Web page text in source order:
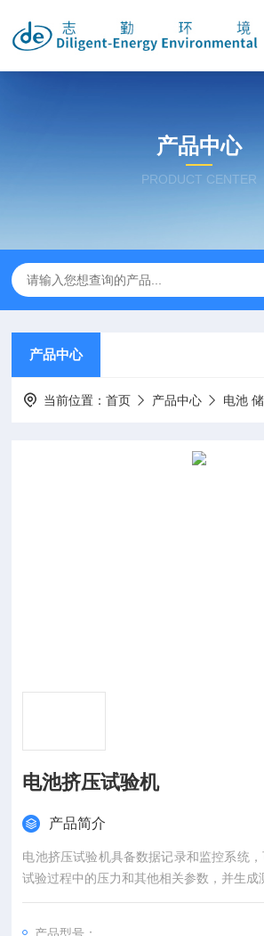
产品中心
PRODUCT CENTER
产品中心
当前位置：首页 产品中心 电池
电池挤压试验机
产品简介
电池挤压试验机具备数据记录和监控系统
试验过程中的压力和其他相关参数，并生成